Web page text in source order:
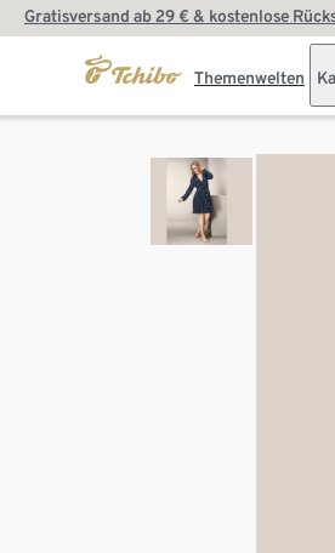
Gratisversand ab 29 € & kostenlose
Themenwelten